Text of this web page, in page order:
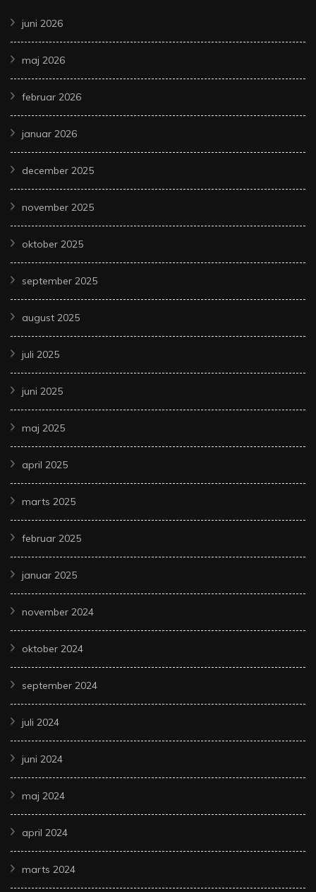
juni 2026
maj 2026
februar 2026
januar 2026
december 2025
november 2025
oktober 2025
september 2025
august 2025
juli 2025
juni 2025
maj 2025
april 2025
marts 2025
februar 2025
januar 2025
november 2024
oktober 2024
september 2024
juli 2024
juni 2024
maj 2024
april 2024
marts 2024